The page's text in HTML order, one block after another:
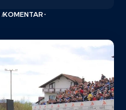
KOMENTAR